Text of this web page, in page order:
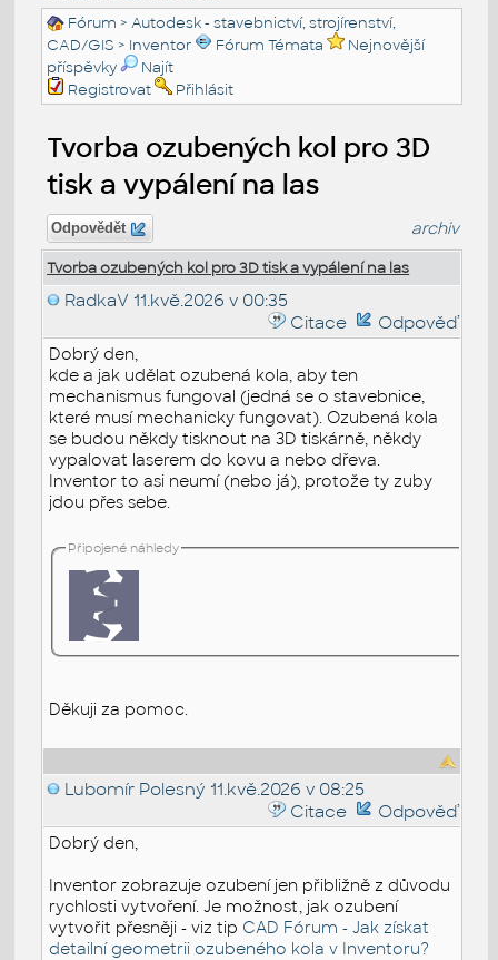
Fórum >Autodesk - stavebnictví, strojírenství,
CAD/GIS > Inventor Fórum Témata
Nejnovější
příspěvky
Najít
Registrovat
Přihlásit
Tvorba ozubených kol pro 3D
tisk a vypálení na las
Odpovědět archiv
Tvorba ozubených kol pro 3D tisk a vypálení na las
RadkaV 11.kvě.2026 v 00:35
Citace
Odpověď
Dobrý den,
kde a jak udělat ozubená kola, aby ten
mechanismus fungoval (jedná se o stavebnice,
které musí mechanicky fungovat). Ozubená kola
se budou někdy tisknout na 3D tiskárně, někdy
vypalovat laserem do kovu a nebo dřeva.
Inventor to asi neumí (nebo já), protože ty zuby
jdou přes sebe.
Připojené náhledy
Děkuji za pomoc.
Lubomír Polesný 11.kvě.2026 v 08:25
Citace
Odpověď
Dobrý den,
Inventor zobrazuje ozubení jen přibližně z důvodu
rychlosti vytvoření. Je možnost, jak ozubení
vytvořit přesněji - viz tip CAD Fórum - Jak získat
detailní geometrii ozubeného kola v Inventoru?